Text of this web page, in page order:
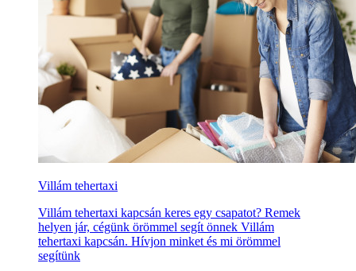
Villám tehertaxi
Villám tehertaxi kapcsán keres egy csapatot? Remek
helyen jár, cégünk örömmel segít önnek Villám
tehertaxi kapcsán. Hívjon minket és mi örömmel
segítünk